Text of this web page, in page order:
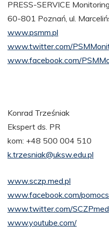
PRESS-SERVICE
60-801 Poznań, ul.
www.psmm.pl
www.twitter.com/
www.facebook.com/
Konrad Trześniak
Ekspert ds. PR
kom: +48 500 004 510
k.trzesniak@uksw.edu.pl
www.sczp.med.pl
www.facebook.com/
www.twitter.com/
www.youtube.com/